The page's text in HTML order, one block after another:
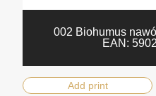
002 Biohumus
EAN:
Add print